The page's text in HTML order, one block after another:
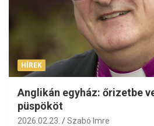
HÍREK
Anglikán egyház: őrizetbe
püspököt
2026.02.23. Szabó Imre